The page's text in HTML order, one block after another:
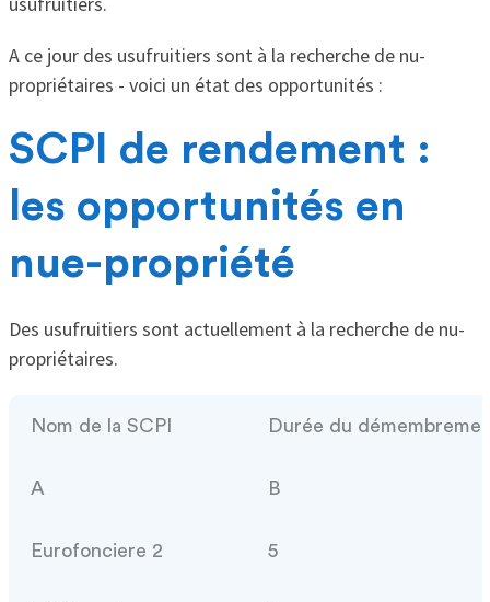
A ce jour des usufruitiers sont à la recherche de nu-
propriétaires - voici un état des opportunités :
SCPI de rendement :
les opportunités en
nue-propriété
Des usufruitiers sont actuellement à la recherche de nu-
propriétaires.
Nom de la SCPI Durée du
A B
Eurofonciere 2 5